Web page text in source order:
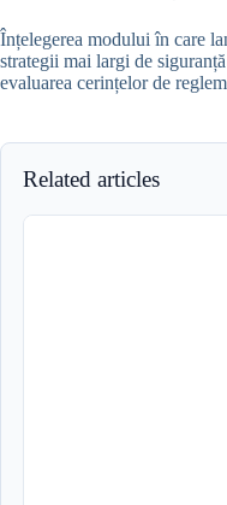
Înțelegerea modului în care
strategii mai largi de
evaluarea cerințelor de
Related articles